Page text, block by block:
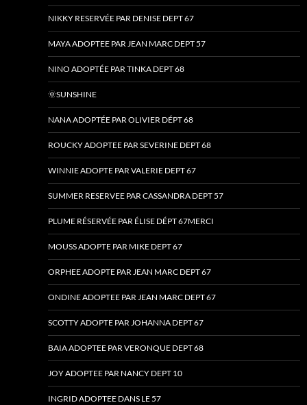
NIKKY RESERVÉE PAR DENISE DEPT 67
MAYA ADOPTEE PAR JEAN MARC DEPT 57
NINO ADOPTÉE PAR TINKA DEPT 68
🌞SUNSHINE
NANA ADOPTÉE PAR OLIVIER DÉPT 68
ROUCKY ADOPTEE PAR SEVERINE DEPT 68
WINNIE ADOPTE PAR VALERIE DEPT 67
SUMMER RESERVEE PAR CASSANDRA DEPT 57
PLUME RÉSERVÉE PAR ÉLISE DÉPT 67MERCI
MOUSS ADOPTE PAR MIKE DEPT 67
ORPHEE ADOPTE PAR JEAN MARC DEPT 67
ONDINE ADOPTEE PAR JEAN MARC DEPT 67
SCOTTY ADOPTE PAR JOHANNA DEPT 67
BAIA ADOPTEE PAR VERONQUE DEPT 68
JOY ADOPTEE PAR NANCY DEPT 10
INGRID ADOPTEE DANS LE 57